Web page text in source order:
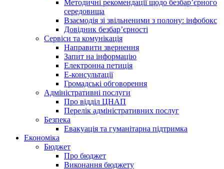
Методичні рекомендації щодо безбар’єрного
середовища
Взаємодія зі звільненими з полону: інфобокс
Довідник безбар’єрності
Сервіси та комунікація
Направити звернення
Запит на інформацію
Електронна петиція
Е-консультації
Громадські обговорення
Адміністративні послуги
Про відділ ЦНАП
Перелік адміністративних послуг
Безпека
Евакуація та гуманітарна підтримка
Економіка
Бюджет
Про бюджет
Виконання бюджету